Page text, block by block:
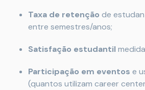
Taxa de retenção de
entre semestres/anos;
Satisfação estudantil
Participação em eventos e
(quantos utilizam career